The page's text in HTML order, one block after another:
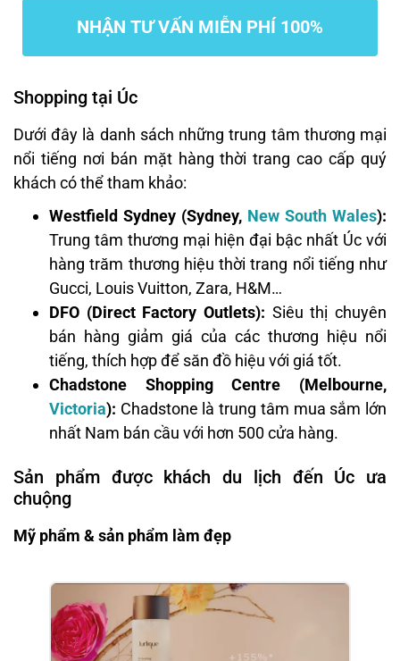
NHẬN TƯ VẤN MIỄN PHÍ 100%
Shopping tại Úc
Dưới đây là danh sách những trung tâm thương mại
nổi tiếng nơi bán mặt hàng thời trang cao cấp quý
khách có thể tham khảo:
Westfield Sydney (Sydney, New South Wales):
Trung tâm thương mại hiện đại bậc nhất Úc với
hàng trăm thương hiệu thời trang nổi tiếng như
Gucci, Louis Vuitton, Zara, H&M…
DFO (Direct Factory Outlets): Siêu thị chuyên
bán hàng giảm giá của các thương hiệu nổi
tiếng, thích hợp để săn đồ hiệu với giá tốt.
Chadstone Shopping Centre (Melbourne,
Victoria): Chadstone là trung tâm mua sắm lớn
nhất Nam bán cầu với hơn 500 cửa hàng.
Sản phẩm được khách du lịch đến Úc ưa
chuộng
Mỹ phẩm & sản phẩm làm đẹp